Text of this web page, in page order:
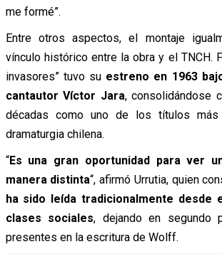
me formé”.
Entre otros aspectos, el montaje
vínculo histórico entre la obra y el TNCH.
invasores” tuvo su estreno en 1963
cantautor Víctor Jara, consolidándose
décadas como uno de los títulos
dramaturgia chilena.
“Es una gran oportunidad para ver
manera distinta“, afirmó Urrutia, quien
ha sido leída tradicionalmente desde
clases sociales, dejando en segundo
presentes en la escritura de Wolff.